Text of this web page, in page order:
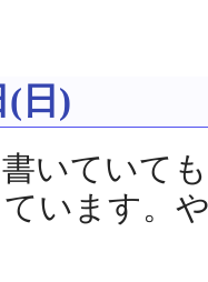
(日)
書いていて
います。